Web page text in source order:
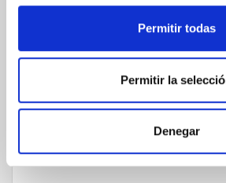
Permitir todas
Permitir la
Denegar
GARANTÍA DE